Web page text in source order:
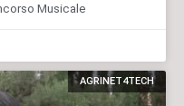
Musicale
AGRINET4TECH